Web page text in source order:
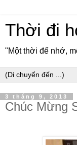
Thời đi
"Một thời để nhớ,
3 tháng 9, 2013
Chúc Mừng